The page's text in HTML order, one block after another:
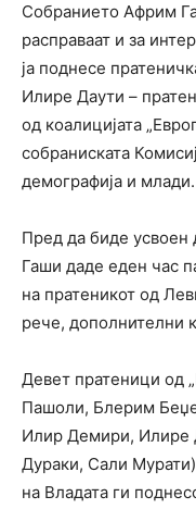
Собранието Африм
расправаат и за
ја поднесе
Илире Даути –
од коалицијата
собраниската
демографија и млади.
Пред да биде усвоен
Гаши даде еден час
на пратеникот од
рече, дополнителни
Девет пратеници од
Пашоли, Блерим
Илир Демири, Илире
Дураки, Сали
на Владата ги